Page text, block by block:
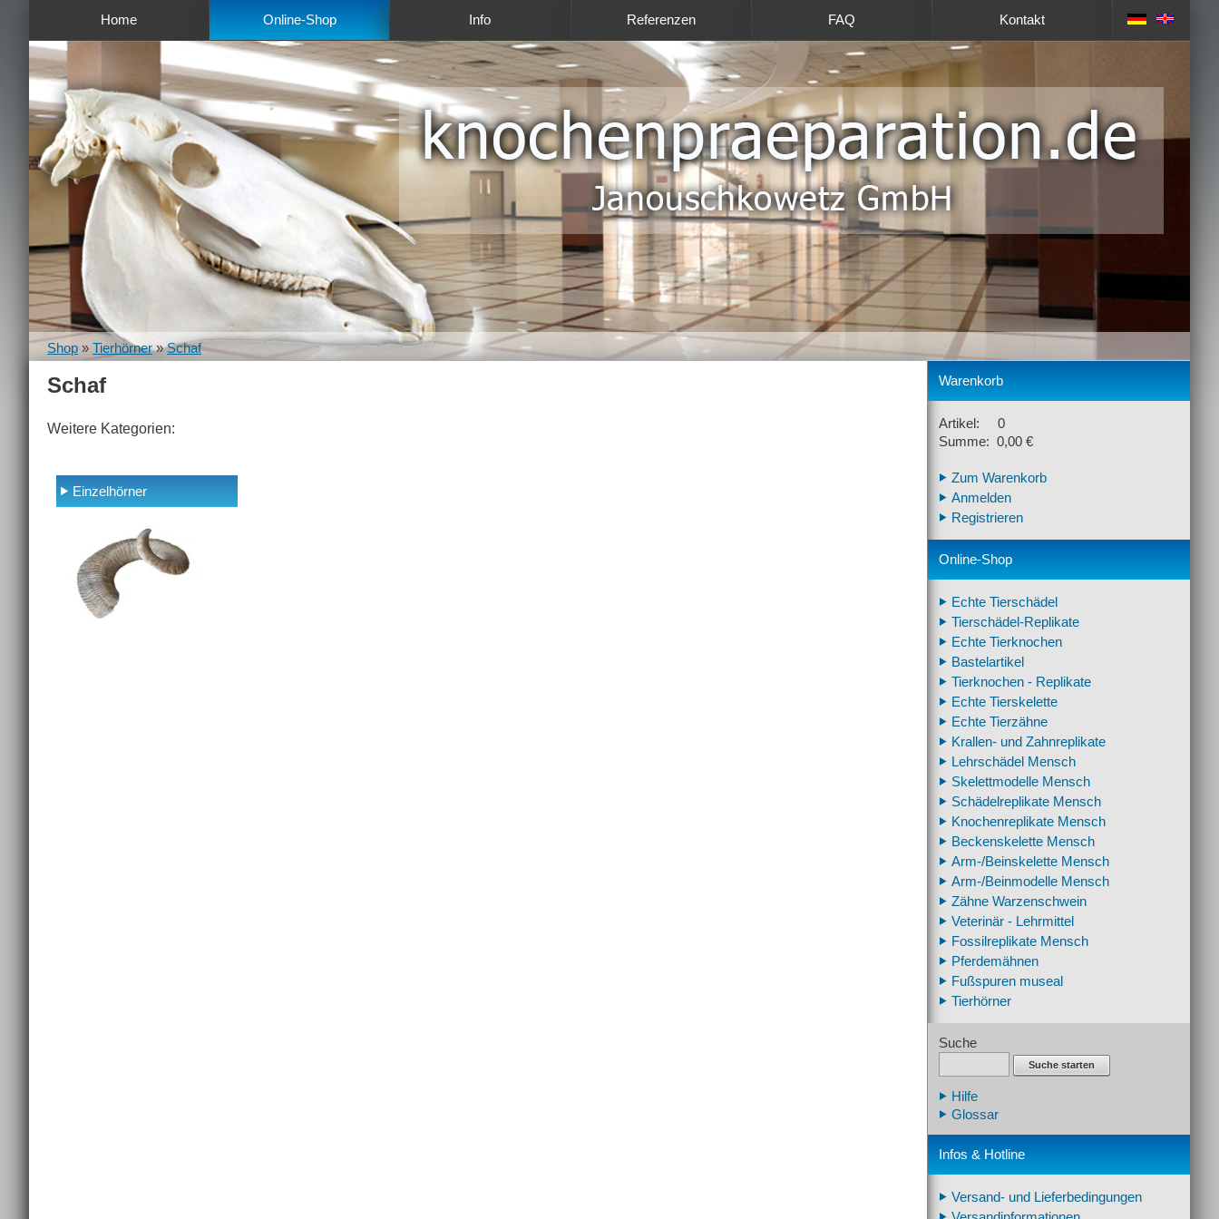
Home Online-Shop Info Referenzen FAQ Kontakt
Shop » Tierhörner»Schaf
Schaf
Weitere Kategorien:
Einzelhörner
Warenkorb
Artikel: 0
Summe: 0,00 €
Zum Warenkorb
Anmelden
Registrieren
Online-Shop
Echte Tierschädel
Tierschädel-Replikate
Echte Tierknochen
Bastelartikel
Tierknochen - Replikate
Echte Tierskelette
Echte Tierzähne
Krallen- und Zahnreplikate
Lehrschädel Mensch
Skelettmodelle Mensch
Schädelreplikate Mensch
Knochenreplikate Mensch
Beckenskelette Mensch
Arm-/Beinskelette Mensch
Arm-/Beinmodelle Mensch
Zähne Warzenschwein
Veterinär - Lehrmittel
Fossilreplikate Mensch
Pferdemähnen
Fußspuren museal
Tierhörner
Suche
Suche starten
Hilfe
Glossar
Infos & Hotline
Versand- und Lieferbedingungen